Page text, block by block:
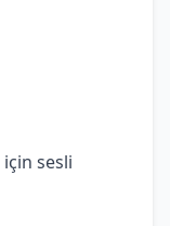
için sesli